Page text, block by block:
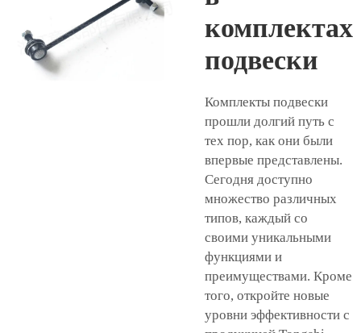
комплектах
подвески
Комплекты подвески
прошли долгий путь с
тех пор, как они были
впервые представлены.
Сегодня доступно
множество различных
типов, каждый со
своими уникальными
функциями и
преимуществами. Кроме
того, откройте новые
уровни эффективности с